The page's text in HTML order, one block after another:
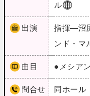
ル
出演
指揮―沼
ンド・マ
曲目 ●メシア
問合せ
同ホール